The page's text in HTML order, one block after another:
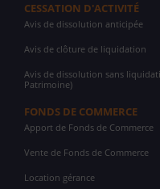
CESSATION D'ACTIVITÉ
Avis de dissolution anticipée
Avis de clôture de liquidation
Avis de dissolution sans
Patrimoine)
FONDS DE COMMERCE
Apport de Fonds de Commerce
Vente de Fonds de Commerce
Location gérance